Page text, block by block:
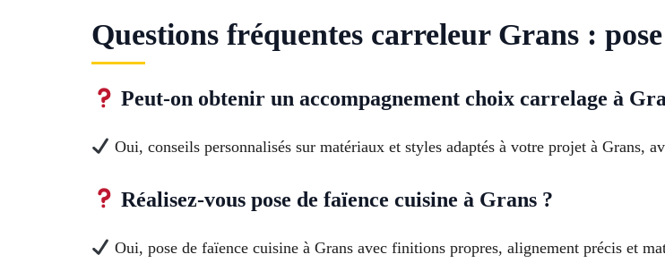
Questions fréquentes carreleur Grans :
Peut-on obtenir un accompagnement choix carrelage à
Oui, conseils personnalisés sur matériaux et styles adaptés à votre projet à Grans,
Réalisez-vous pose de faïence cuisine à Grans ?
Oui, pose de faïence cuisine à Grans avec finitions propres, alignement précis et